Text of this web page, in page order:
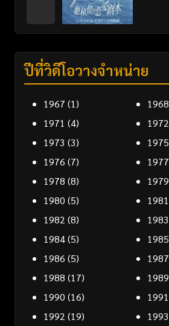
ปีที่วิดีโอวางจำหน่าย
1967 (1) 1968
1971 (4) 1972
1973 (3) 1975
1976 (7) 1977
1978 (8) 1979
1980 (5) 1981
1982 (8) 1983
1984(5) 1985
1986 (5) 1987
1988 (17) 1989
1990 (16) 1991
1992 (19) 1993